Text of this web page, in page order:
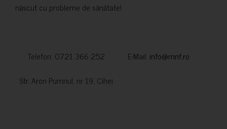
născut cu probleme de sănătate!
Telefon: 0721 366 252 E-Mail: info@mnf.ro
Str. Aron Pumnul, nr 19, Cihei